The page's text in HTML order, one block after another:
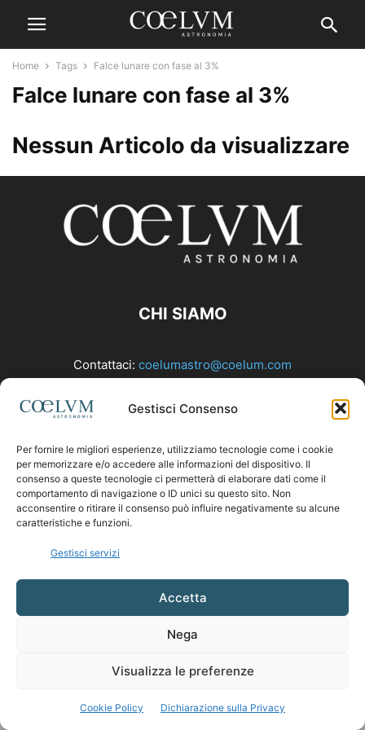
Gestisci Consenso
Per fornire le migliori esperienze, utilizziamo tecnologie come i cookie
per memorizzare e/o accedere alle informazioni del dispositivo. Il
consenso a queste tecnologie ci permetterà di elaborare dati come il
comportamento di navigazione o ID unici su questo sito. Non
acconsentire o ritirare il consenso può influire negativamente su alcune
caratteristiche e funzioni.
Gestisci servizi
Accetta
Nega
Visualizza le preferenze
Cookie Policy Dichiarazione sulla Privacy
Home Tags Falce lunare con fase al 3%
Falce lunare con fase al 3%
Nessun Articolo da visualizzare
CHI SIAMO
Contattaci: coelumastro@coelum.com
SEGUICI